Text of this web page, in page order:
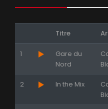
Titre
1
Gare du
Nord
2 In the Mix